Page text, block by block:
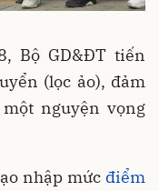
Bộ GD&ĐT tiến
(lọc ảo), đảm
nguyện vọng
nhập mức điểm